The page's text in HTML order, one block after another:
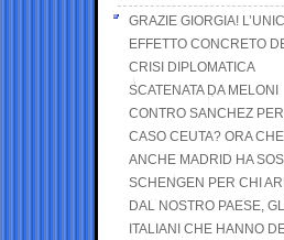
GRAZIE GIORGIA!
EFFETTO CONCRETO
CRISI DIPLOMATICA
SCATENATA DA MELONI
CONTRO SANCHEZ
CASO CEUTA? ORA CHE
ANCHE MADRID HA
SCHENGEN PER CHI
DAL NOSTRO PAESE, GLI
ITALIANI CHE HANNO